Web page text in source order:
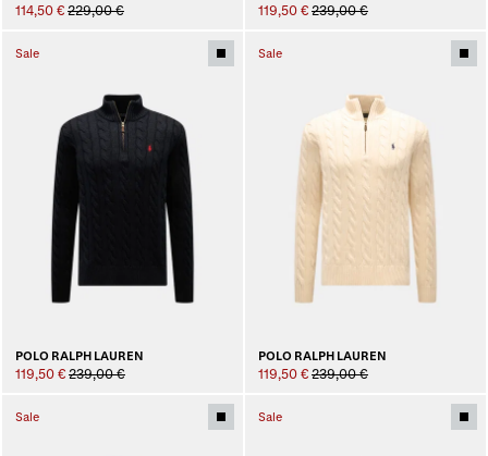
114,50 € 229,00 € 119,50 € 239,00 €
Sale
POLO RALPH LAUREN
119,50 € 239,00 €
Sale
POLO RALPH LAUREN
119,50 € 239,00 €
Sale Sale